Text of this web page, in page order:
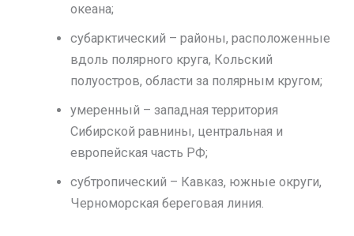
океана;
субарктический – районы, расположенные
вдоль полярного круга, Кольский
полуостров, области за полярным кругом;
умеренный – западная территория
Сибирской равнины, центральная и
европейская часть РФ;
субтропический – Кавказ, южные округи,
Черноморская береговая линия.